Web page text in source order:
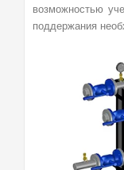
возможностью
поддержания